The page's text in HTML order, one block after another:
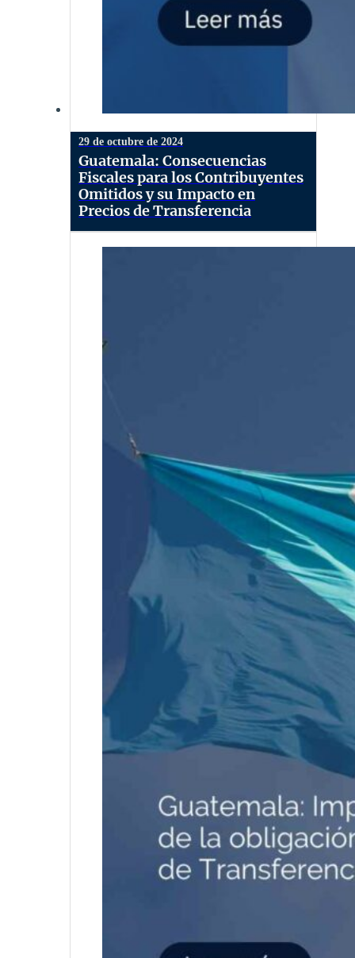
29 de octubre de 2024
Guatemala: Consecuencias
Fiscales para los Contribuyentes
Omitidos y su Impacto en
Precios de Transferencia